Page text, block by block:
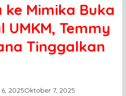
Mimika Buka
UMKM, Temmy
Tinggalkan
2025Oktober 7, 2025